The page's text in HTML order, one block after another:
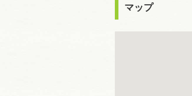
マップ